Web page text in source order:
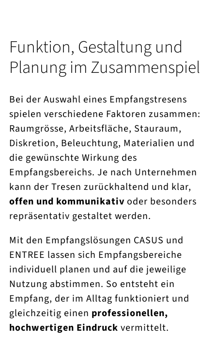
Funktion, Gestaltung und
Planung im Zusammenspiel
Bei der Auswahl eines Empfangstresens
spielen verschiedene Faktoren zusammen:
Raumgrösse, Arbeitsfläche, Stauraum,
Diskretion, Beleuchtung, Materialien und
die gewünschte Wirkung des
Empfangsbereichs. Je nach Unternehmen
kann der Tresen zurückhaltend und klar,
offen und kommunikativ oder besonders
repräsentativ gestaltet werden.
Mit den Empfangslösungen CASUS und
ENTREE lassen sich Empfangsbereiche
individuell planen und auf die jeweilige
Nutzung abstimmen. So entsteht ein
Empfang, der im Alltag funktioniert und
gleichzeitig einen professionellen,
hochwertigen Eindruck vermittelt.